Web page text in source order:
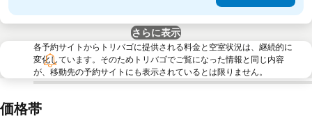
さらに表示
各予約サイトからトリバゴに提供される料金と空室状況は、継続的に
変化しています。そのためトリバゴでご覧になった情報と同じ内容
が、移動先の予約サイトにも表示されているとは限りません。
価格帯